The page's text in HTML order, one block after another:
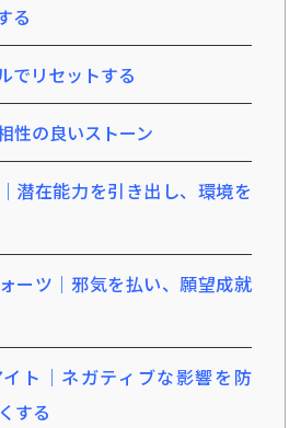
る
でリセットする
性の良いストーン
潜在能力を引き出し、環境を
ーツ｜邪気を払い、願望成就
ト｜ネガティブな影響を防
する